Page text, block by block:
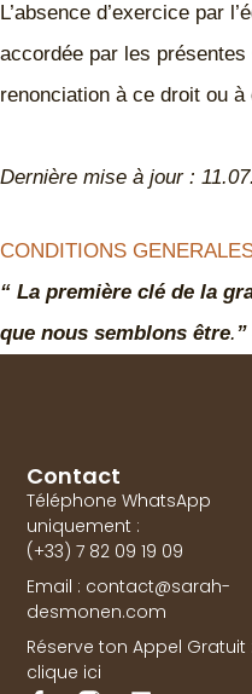
L’absence d’exercice par
accordée par les
renonciation à ce droit ou
Dernière mise à jour :
CONDITIONS
“ La première clé de la
que nous semblons être.”
Contact
Téléphone WhatsApp
uniquement :
(+33) 7 82 09 19 09
Email : contact@sarah-
desmonen.com
Réserve ton Appel Gratuit :
clique ici